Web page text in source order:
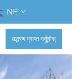
NE
उद्धरण प्राप्त गर्नुहोस्